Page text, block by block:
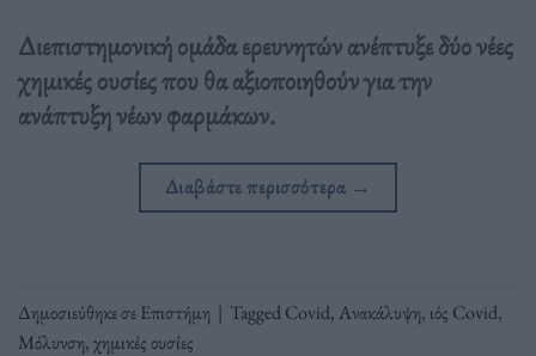
Διεπιστημονική ομάδα ερευνητών ανέπτυξε δύο νέες
χημικές ουσίες που θα αξιοποιηθούν για την
ανάπτυξη νέων φαρμάκων.
Διαβάστε περισσότερα →
Δημοσιεύθηκε σεΕπιστήμη | TaggedCovid,Ανακάλυψη, ιός Covid,
Μόλυνση,χημικές ουσίες